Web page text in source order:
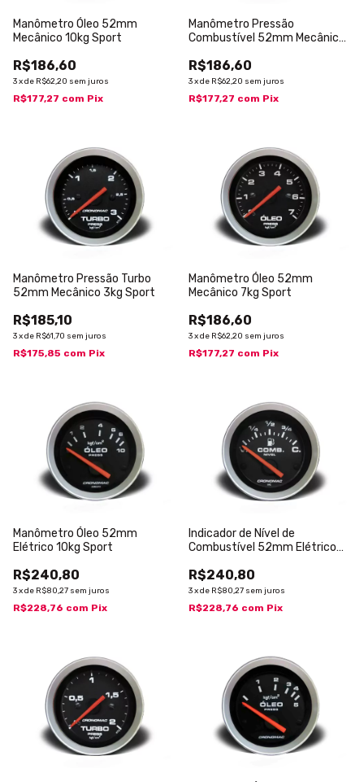
Manômetro Óleo 52mm
Mecânico 10kg Sport
R$186,60
3xde R$62,20 sem juros
R$177,27 com Pix
Manômetro Pressão
Combustível 52mm Mecânico
R$186,60
3xde R$62,20 sem juros
R$177,27 com Pix
Manômetro Pressão Turbo
52mm Mecânico 3kg Sport
R$185,10
3xde R$61,70 sem juros
R$175,85 com Pix
Manômetro Óleo 52mm
Mecânico 7kg Sport
R$186,60
3xde R$62,20 sem juros
R$177,27 com Pix
Manômetro Óleo 52mm
Elétrico 10kg Sport
R$240,80
3xde R$80,27 sem juros
R$228,76 com Pix
Indicador de Nível de
Combustível 52mm Elétrico
R$240,80
3xde R$80,27 sem juros
R$228,76 com Pix